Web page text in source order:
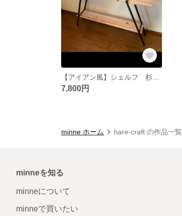
7,800円
minne ホーム hare-craft の作品一覧
minneを知る
minneについて
minneで買いたい